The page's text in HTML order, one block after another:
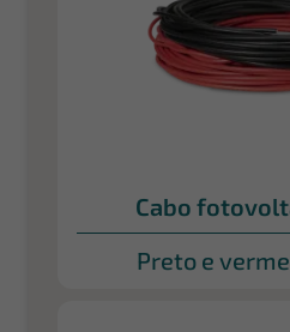
Cabo
Preto e